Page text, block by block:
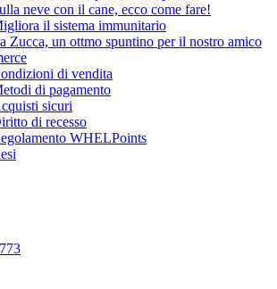
neve con il cane, ecco come fare!
il sistema immunitario
Zucca, un ottmo spuntino per il nostro amico
di vendita
di pagamento
sicuri
di recesso
WHELPoints